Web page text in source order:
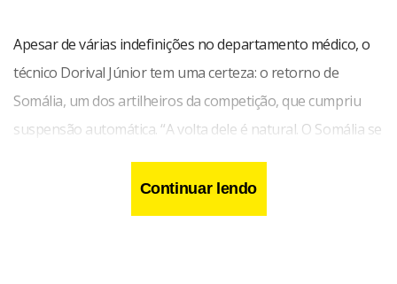
Apesar de várias indefinições no departamento médico, o
técnico Dorival Júnior tem uma certeza: o retorno de
Somália, um dos artilheiros da competição, que cumpriu
suspensão automática. “A volta dele é natural. O Somália se
adaptou bem à nossa equipe e está confirmado”, disse o
treinador, que não poderá com Canindé, suspenso.
Continuar lendo